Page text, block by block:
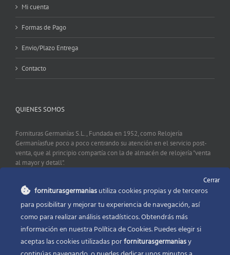
Mi cuenta
Formas de Pago
Envio/Plazo Entrega
Contacto
QUIENES SOMOS
Fornituras Germanías S.L., Fundada en 1952, como Relojería
Germaníasfue poco a poco centrando su atención en el servicio post-
venta, que al principio compartía con la de almacén de relojería "venta
al mayor y detall".
CONTACTO
Fornituras Germanías, Calle Sevilla 2, 46006 Valencia España
Phone:96 341 53 35
Email:info@forniturasgermanias.com
Cerrar
forniturasgermaniasutiliza cookies propias y de terceros
para posibilitar y mejorar tu experiencia de navegación, así
como para realizar análisis estadísticos. Obtendrás más
información en nuestra Política de Cookies. Puedes elegir si
aceptas las cookies utilizadas porforniturasgermaniasy